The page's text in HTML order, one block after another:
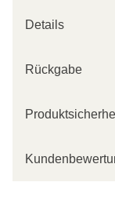
Details
Rückgabe